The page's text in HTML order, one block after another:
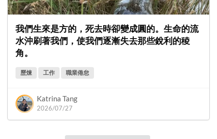
我們生來是方的，死去時卻變成圓的。生命的流
水沖刷著我們，使我們逐漸失去那些銳利的稜
角。
歷煉 工作 職業倦怠
Katrina Tang
2026/07/27